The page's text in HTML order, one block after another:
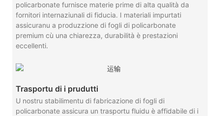
policarbonate furnisce materie prime di alta qualità da
fornitori internaziunali di fiducia. I materiali impurtati
assicuranu a produzzione di fogli di policarbonate
premium cù una chiarezza, durabilità è prestazioni
eccellenti.
Trasportu di i prudutti
U nostru stabilimentu di fabricazione di fogli di
policarbonate assicura un trasportu fluidu è affidabile di i